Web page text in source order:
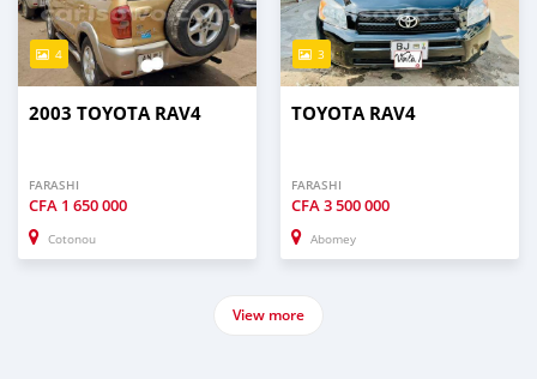
4
2003 TOYOTA RAV4
FARASHI
CFA 1 650 000
Cotonou
3
TOYOTA RAV4
FARASHI
CFA3 500 000
Abomey
View more